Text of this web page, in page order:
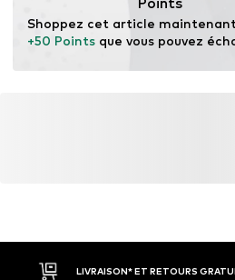
+50 Points que vous pouvez
LIVRAISON* ET RETOURS